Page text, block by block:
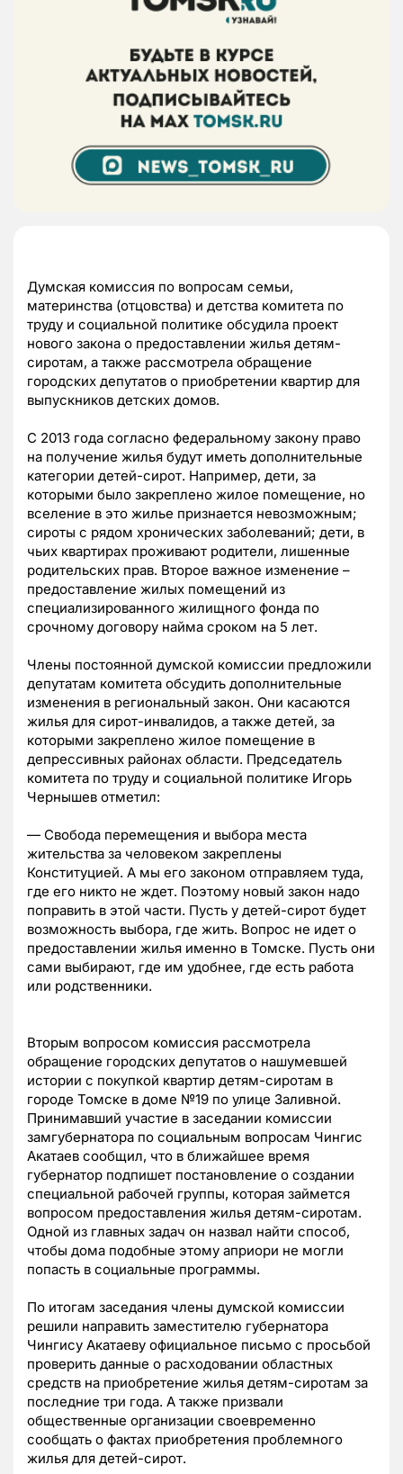
Думская комиссия по вопросам семьи,
материнства (отцовства) и детства комитета по
труду и социальной политике обсудила проект
нового закона о предоставлении жилья детям-
сиротам, а также рассмотрела обращение
городских депутатов о приобретении квартир для
выпускников детских домов.
С 2013 года согласно федеральному закону право
на получение жилья будут иметь дополнительные
категории детей-сирот. Например, дети, за
которыми было закреплено жилое помещение, но
вселение в это жилье признается невозможным;
сироты с рядом хронических заболеваний; дети, в
чьих квартирах проживают родители, лишенные
родительских прав. Второе важное изменение –
предоставление жилых помещений из
специализированного жилищного фонда по
срочному договору найма сроком на 5 лет.
Члены постоянной думской комиссии предложили
депутатам комитета обсудить дополнительные
изменения в региональный закон. Они касаются
жилья для сирот-инвалидов, а также детей, за
которыми закреплено жилое помещение в
депрессивных районах области. Председатель
комитета по труду и социальной политике Игорь
Чернышев отметил:
— Свобода перемещения и выбора места
жительства за человеком закреплены
Конституцией. А мы его законом отправляем туда,
где его никто не ждет. Поэтому новый закон надо
поправить в этой части. Пусть у детей-сирот будет
возможность выбора, где жить. Вопрос не идет о
предоставлении жилья именно в Томске. Пусть они
сами выбирают, где им удобнее, где есть работа
или родственники.
Вторым вопросом комиссия рассмотрела
обращение городских депутатов о нашумевшей
истории с покупкой квартир детям-сиротам в
городе Томске в доме №19 по улице Заливной.
Принимавший участие в заседании комиссии
замгубернатора по социальным вопросам Чингис
Акатаев сообщил, что в ближайшее время
губернатор подпишет постановление о создании
специальной рабочей группы, которая займется
вопросом предоставления жилья детям-сиротам.
Одной из главных задач он назвал найти способ,
чтобы дома подобные этому априори не могли
попасть в социальные программы.
По итогам заседания члены думской комиссии
решили направить заместителю губернатора
Чингису Акатаеву официальное письмо с просьбой
проверить данные о расходовании областных
средств на приобретение жилья детям-сиротам за
последние три года. А также призвали
общественные организации своевременно
сообщать о фактах приобретения проблемного
жилья для детей-сирот.